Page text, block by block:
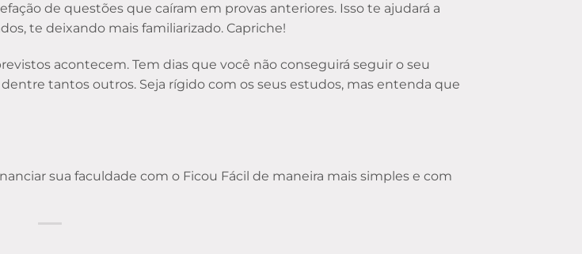
de questões que caíram em provas anteriores. Isso te ajudará a
te deixando mais familiarizado. Capriche!
acontecem. Tem dias que você não conseguirá seguir o seu
tantos outros. Seja rígido com os seus estudos, mas entenda que
sua faculdade com o Ficou Fácil de maneira mais simples e com